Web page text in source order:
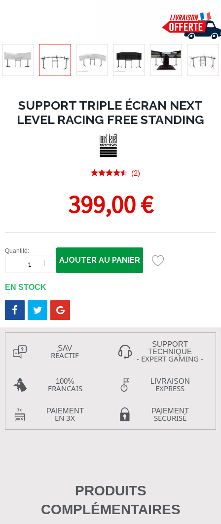
SUPPORT TRIPLE ÉCRAN NEXT
LEVEL RACING FREE STANDING
(2)
399,00 €
Quantité:
AJOUTER AU PANIER
EN STOCK
SAV
RÉACTIF
SUPPORT
TECHNIQUE
- EXPERT GAMING -
100%
FRANCAIS
LIVRAISON
EXPRESS
PAIEMENT
EN 3X
PAIEMENT
SÉCURISÉ
PRODUITS
COMPLÉMENTAIRES